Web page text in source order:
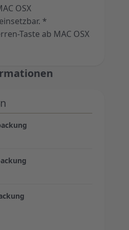
OSX
*
Taste ab MAC OSX